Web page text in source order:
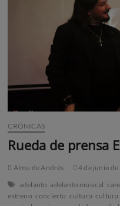
CRÓNICAS
Rueda de prensa
Almu de Andrés
4 de junio de
adelanto adelanto musical
estreno concierto cultura cultura